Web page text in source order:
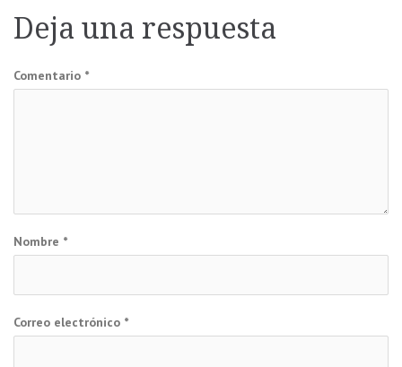
entradas
Deja una respuesta
Comentario *
Nombre *
Correo electrónico *